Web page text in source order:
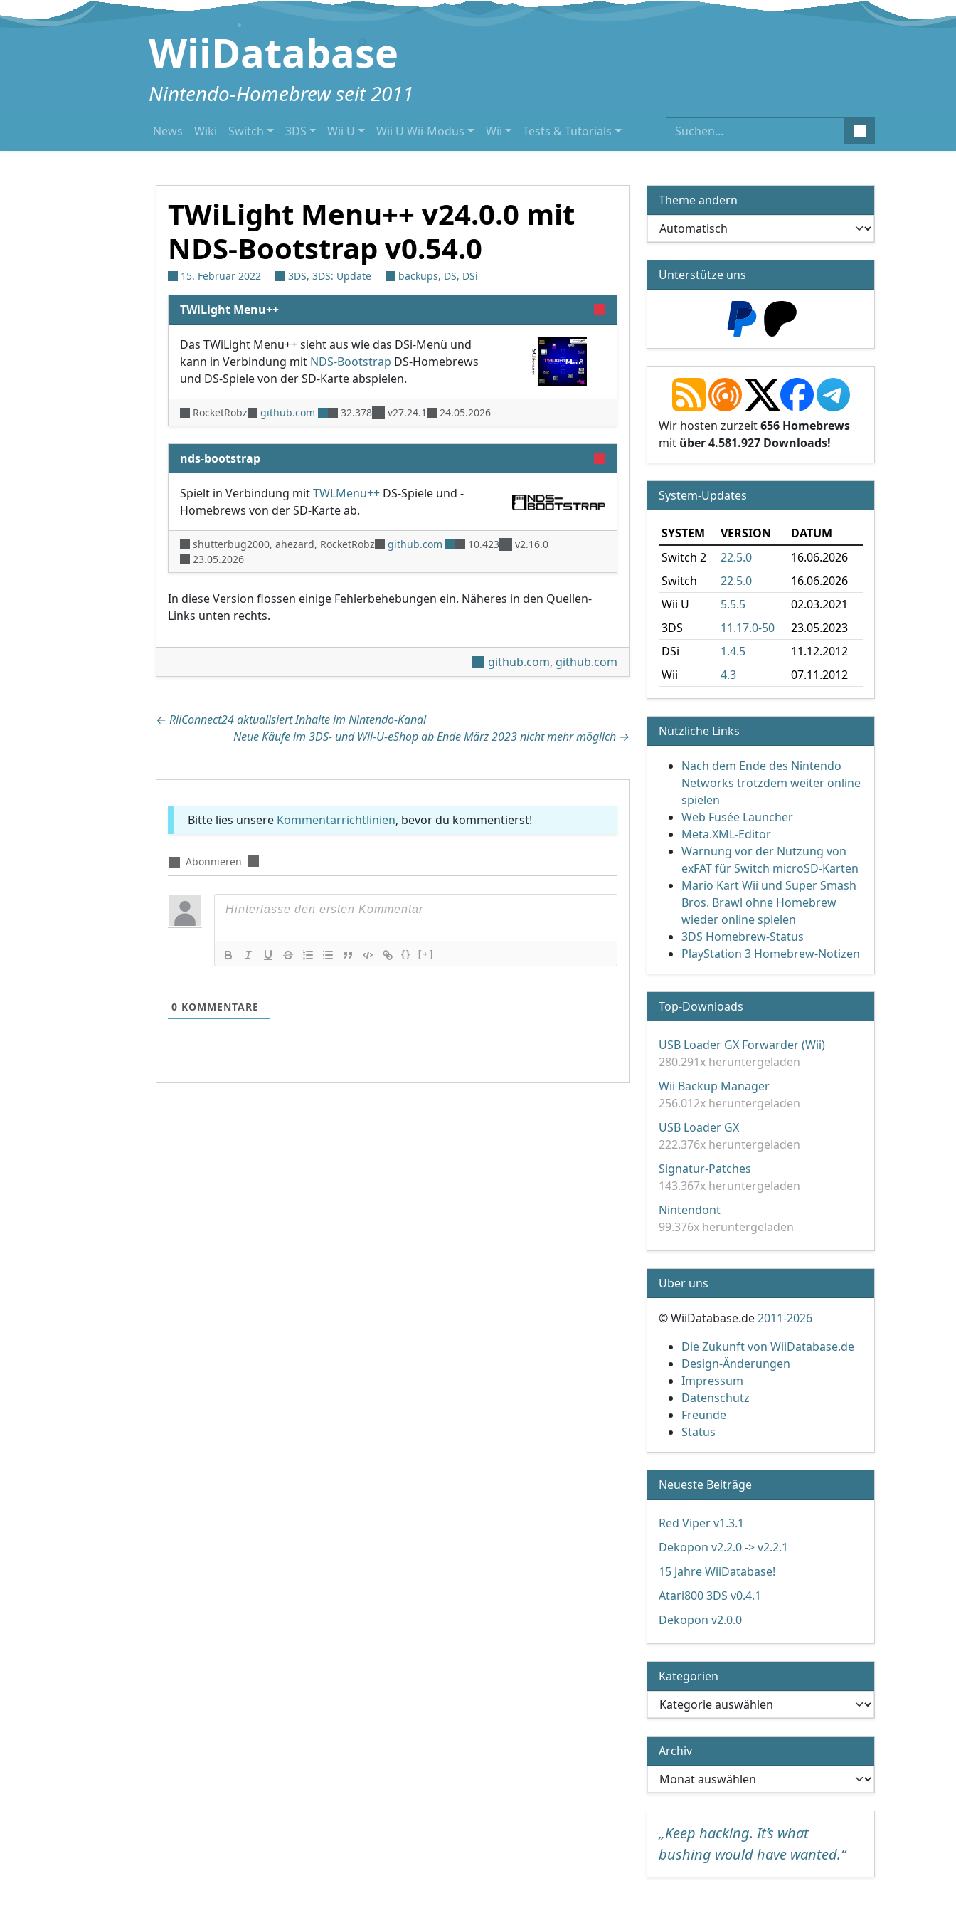
Zum Inhalt springen
WiiDatabase
Nintendo-Homebrew seit 2011
News Wiki Switch 3DS Wii U Wii U Wii-Modus Wii Tests & Tutorials Suchen
TWiLight Menu++ v24.0.0 mit
NDS-Bootstrap v0.54.0
15. Februar 2022 3DS, 3DS: Update backups, DS, DSi
TWiLight Menu++
Das TWiLight Menu++ sieht aus wie das DSi-Menü und
kann in Verbindung mit NDS-Bootstrap DS-Homebrews
und DS-Spiele von der SD-Karte abspielen.
RocketRobz github.com 32.378 v27.24.1 24.05.2026
nds-bootstrap
Spielt in Verbindung mitTWLMenu++ DS-Spiele und -
Homebrews von der SD-Karte ab.
shutterbug2000, ahezard, RocketRobz github.com 10.423
v2.16.0
23.05.2026
In diese Version flossen einige Fehlerbehebungen ein. Näheres in den Quellen-
Links unten rechts.
github.com, github.com
Beitragsnavigation
← RiiConnect24 aktualisiert Inhalte im Nintendo-Kanal
Neue Käufe im 3DS- und Wii-U-eShop ab Ende März 2023 nicht mehr möglich →
Bitte lies unsere Kommentarrichtlinien, bevor du kommentierst!
Abonnieren
{} [+]
0 KOMMENTARE
Theme ändern
Unterstütze uns
Wir hosten zurzeit656 Homebrews
mit über 4.581.927 Downloads!
System-Updates
SYSTEM VERSION
DATUM
Switch 2
22.5.0
16.06.2026
Switch
22.5.0
16.06.2026
Wii U
5.5.5
02.03.2021
3DS
11.17.0-50
23.05.2023
DSi
1.4.5
11.12.2012
Wii
4.3 07.11.2012
Nützliche Links
Nach dem Ende des Nintendo
Networks trotzdem weiter online
spielen
Web Fusée Launcher
Meta.XML-Editor
Warnung vor der Nutzung von
exFAT für Switch microSD-Karten
Mario Kart Wii und Super Smash
Bros. Brawl ohne Homebrew
wieder online spielen
3DS Homebrew-Status
PlayStation 3 Homebrew-Notizen
Top-Downloads
USB Loader GX Forwarder (Wii)
280.291x heruntergeladen
Wii Backup Manager
256.012x heruntergeladen
USB Loader GX
222.376x heruntergeladen
Signatur-Patches
143.367x heruntergeladen
Nintendont
99.376x heruntergeladen
Über uns
© WiiDatabase.de2011-2026
Die Zukunft von WiiDatabase.de
Design-Änderungen
Impressum
Datenschutz
Freunde
Status
Neueste Beiträge
Red Viper v1.3.1
Dekopon v2.2.0 -> v2.2.1
15 Jahre WiiDatabase!
Atari800 3DS v0.4.1
Dekopon v2.0.0
Kategorien
Kategorien
Archiv
Archiv
„Keep hacking. It’s what
bushing would have wanted.“